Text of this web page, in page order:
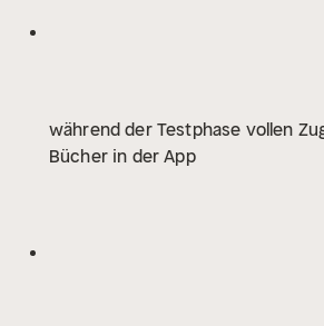
während der Testphase vollen
Bücher in der App